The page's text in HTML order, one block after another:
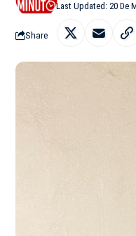
Last Updated: 20 De
Share